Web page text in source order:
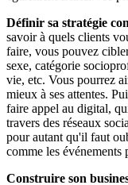
Définir sa stratégie
savoir à quels clients
faire, vous pouvez
sexe, catégorie
vie, etc. Vous pourrez
mieux à ses attentes.
faire appel au digital,
travers des réseaux
pour autant qu'il faut
comme les événements
Construire son